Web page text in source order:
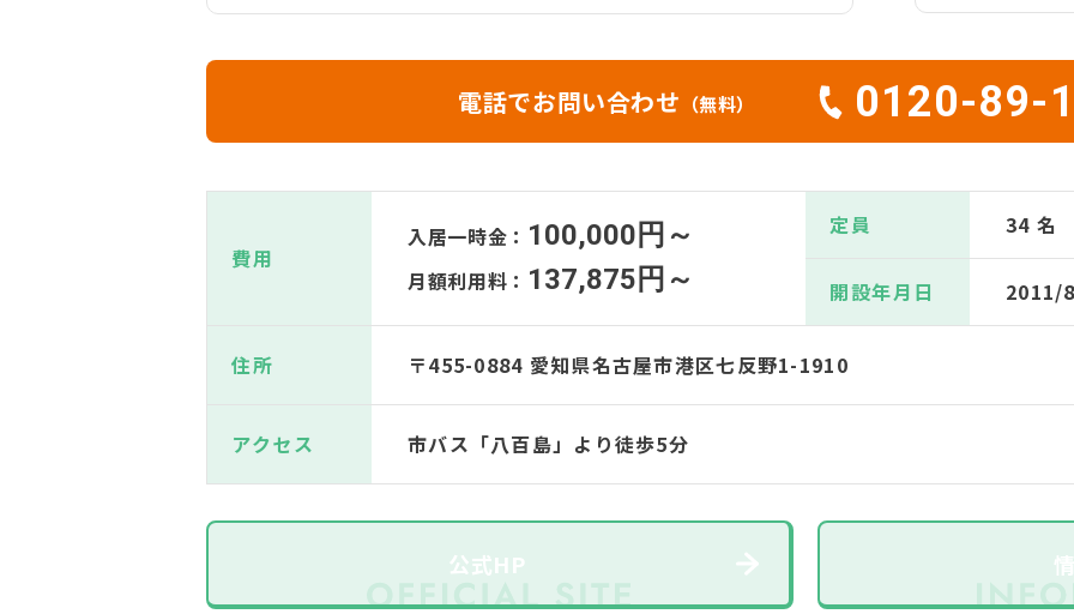
電話でお問い合わせ （無料） 0120-89-
費用
入居一時金： 100,000円～
月額利用料： 137,875円～
定員 34 名
開設年月日 2011/
住所 〒455-0884 愛知県名古屋市港区七反野1-1910
アクセス 市バス「八百島」より徒歩5分
公式HP